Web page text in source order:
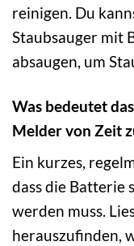
reinigen. Du
Staubsauger mit
absaugen, um
Was bedeutet
Melder von Zeit
Ein kurzes,
dass die Batterie
werden muss.
herauszufinden,